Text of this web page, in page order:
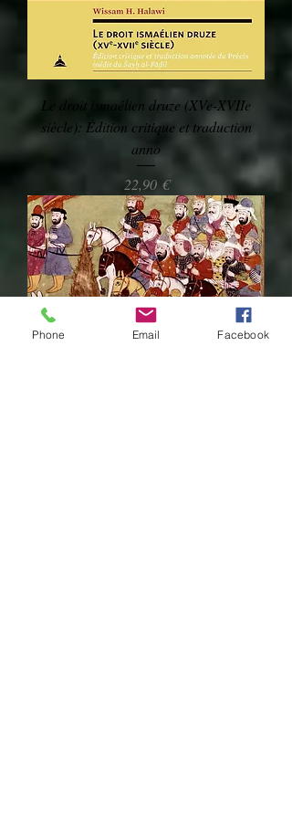
Le droit ismaélien druze (XVe-XVIIe
siècle): Édition critique et traduction
anno
Preis
22,90 €
Phone Email Facebook